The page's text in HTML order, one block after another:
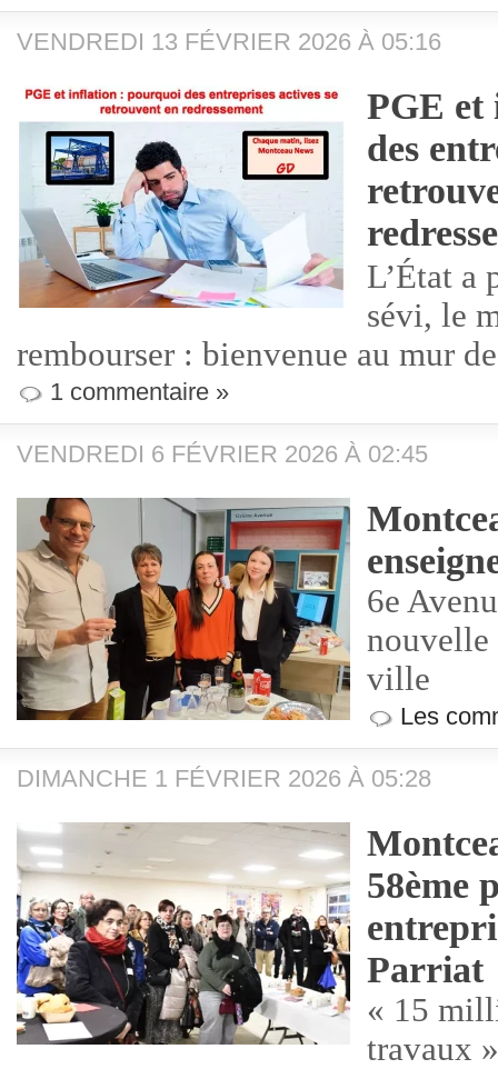
VENDREDI 13 FÉVRIER 2026 À 05:16
PGE
des
L’État a
sévi, le
rembourser : bienvenue au mur
1 commentaire »
VENDREDI 6 FÉVRIER 2026 À 02:45
6e
ville
Les
DIMANCHE 1 FÉVRIER 2026 À 05:28
58ème
Parriat
« 15
travaux